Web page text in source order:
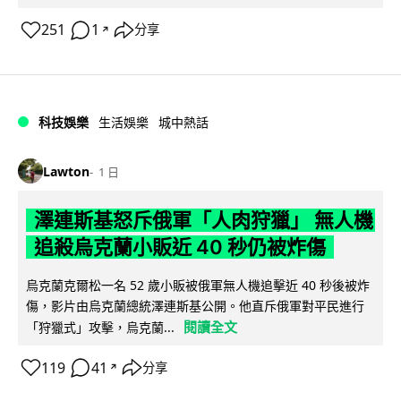
251 1 ↗ 分享
科技娛樂 生活娛樂 城中熱話
Lawton 1 日
澤連斯基怒斥俄軍「人肉狩獵」 無人機
追殺烏克蘭小販近 40 秒仍被炸傷
烏克蘭克爾松一名 52 歲小販被俄軍無人機追擊近 40 秒後被炸
傷，影片由烏克蘭總統澤連斯基公開。他直斥俄軍對平民進行
「狩獵式」攻擊，烏克蘭...
閱讀全文
119 41 ↗ 分享